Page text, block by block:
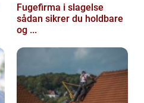
Fugefirma i slagelse
sådan sikrer du holdbare
og ...